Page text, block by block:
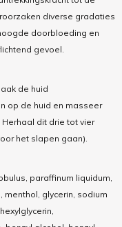
diverse gradaties
doorbloeding en
gevoel.
de huid
op de huid en masseer
dit drie tot vier
het slapen gaan).
paraffinum liquidum,
menthol, glycerin, sodium